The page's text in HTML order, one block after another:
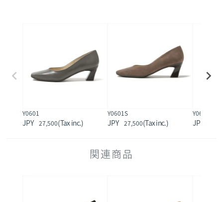
Y0601
27,500
Y0601S
27,500
Y0602
関連商品